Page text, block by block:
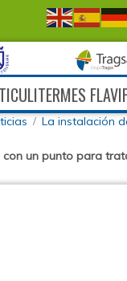
La instalación
con un punto para